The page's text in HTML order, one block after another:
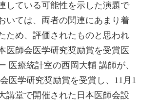
している可能性を示した演題で
いては、両者の関連にあまり着
ため、評価されたものと思われ
医師会医学研究奨励賞を受賞医
医療統計室の西岡大輔 講師が、
医学研究奨励賞を受賞し、11月1
講堂で開催された日本医師会設